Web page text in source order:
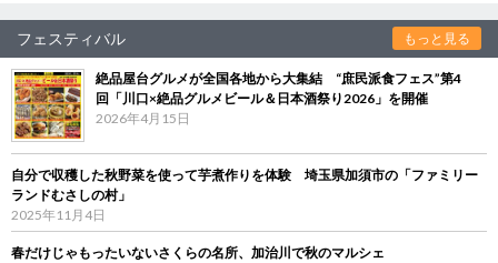
フェスティバル もっと見る
絶品屋台グルメが全国各地から大集結 “庶民派食フェス”第4
回「川口×絶品グルメビール＆日本酒祭り2026」を開催
2026年4月15日
自分で収穫した秋野菜を使って芋煮作りを体験 埼玉県加須市の「ファミリー
ランドむさしの村」
2025年11月4日
春だけじゃもったいないさくらの名所、加治川で秋のマルシェ